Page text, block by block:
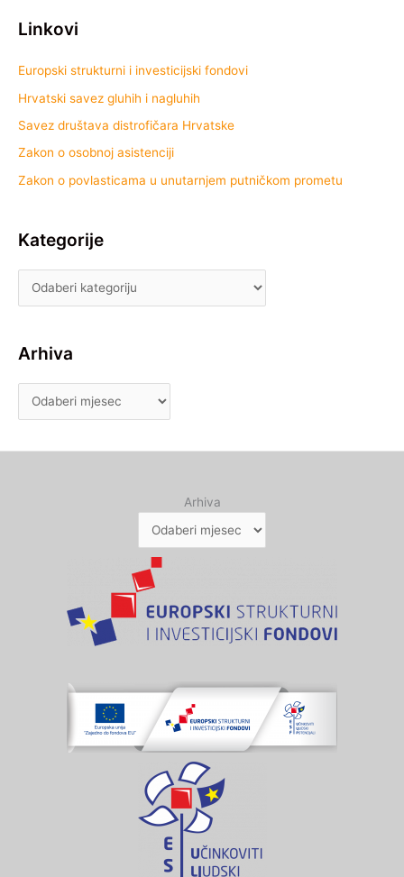
Linkovi
Europski strukturni i investicijski fondovi
Hrvatski savez gluhih i nagluhih
Savez društava distrofičara Hrvatske
Zakon o osobnoj asistenciji
Zakon o povlasticama u unutarnjem putničkom prometu
Kategorije
Arhiva
Arhiva